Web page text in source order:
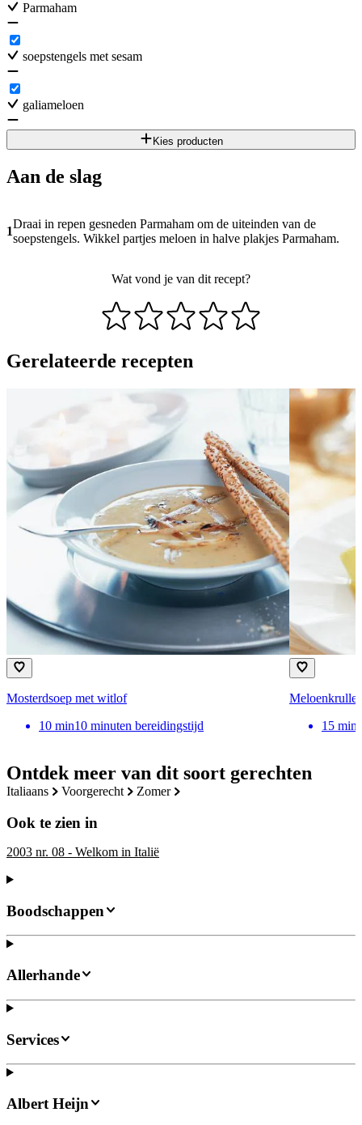
Parmaham
soepstengels met sesam
galiameloen
Kies producten
Ontdek meer van dit soort gerechten
italiaans voorgerecht zomer
Ook te zien in
2003 nr. 08 - Welkom in Italië
Aan de slag
1
Draai in repen gesneden Parmaham om de uiteinden van de
soepstengels. Wikkel partjes meloen in halve plakjes Parmaham.
Wat vond je van dit recept?
Gerelateerde recepten
Mosterdsoep met witlof
10 min10 minuten bereidingstijd
15 min
Boodschappen
Allerhande
Services
Albert Heijn